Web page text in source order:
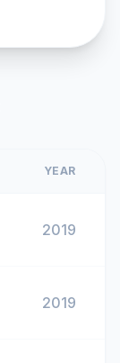
YEAR
2019
2019